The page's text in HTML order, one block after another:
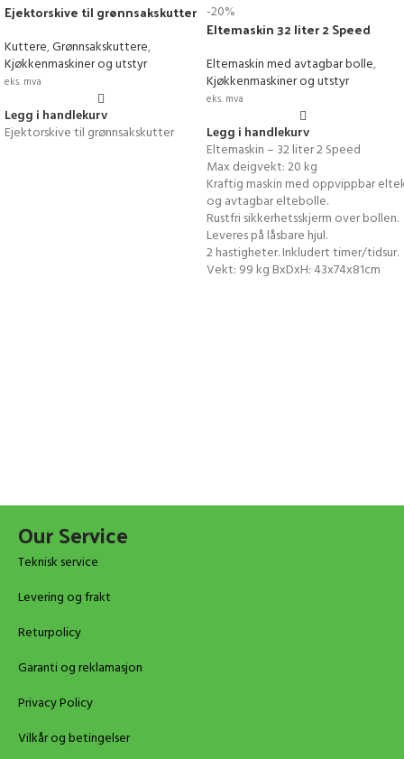
Ejektorskive til grønnsakskutter
Kuttere,Grønnsakskuttere,
Kjøkkenmaskiner og utstyr
eks. mva
Legg i handlekurv
Ejektorskive til grønnsakskutter
-20%
Eltemaskin 32 liter 2 Speed
Eltemaskin med avtagbar bolle,
Kjøkkenmaskiner og utstyr
eks. mva
Legg i handlekurv
Eltemaskin – 32 liter 2 Speed
Max deigvekt: 20 kg
Kraftig maskin med oppvippbar
og avtagbar eltebolle.
Rustfri sikkerhetsskjerm over bollen.
Leveres på låsbare hjul.
2 hastigheter. Inkludert timer/tidsur.
Vekt: 99 kg BxDxH: 43x74x81cm
Our Service
Teknisk service
Levering og frakt
Returpolicy
Garanti og reklamasjon
Privacy Policy
Vilkår og betingelser